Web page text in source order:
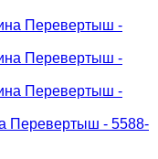
Перевертыш - 5588-